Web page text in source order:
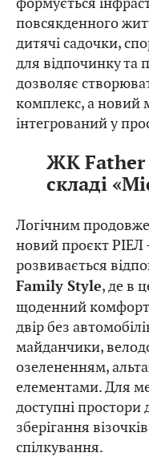
повсякденного
дитячі садочки,
для відпочинку та
дозволяє
комплекс, а новий
інтегрований у
ЖК Father
складі
Логічним
новий проєкт РІЕЛ
розвивається
Family Style, де в
щоденний комфорт.
двір без
майданчики,
озелененням,
елементами. Для
доступні простори
зберігання
спілкування.